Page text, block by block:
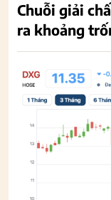
Chuỗi giải
ra khoảng